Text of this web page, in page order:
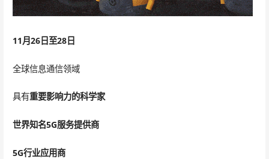
11月26日至28日
全球信息通信领域
具有重要影响力的科学家
世界知名5G服务提供商
5G行业应用商